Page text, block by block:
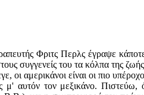
Φριτς Περλς έγραψε
συγγενείς του τα κόλπα της
οι αμερικάνοι είναι οι πιο
αυτόν τον μεξικάνο. Πιστεύω,